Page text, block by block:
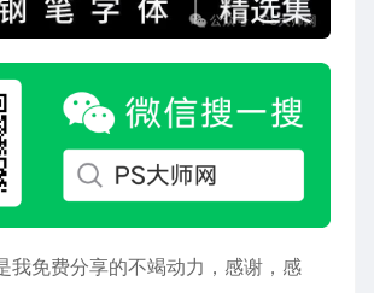
我免费分享的不竭动力，感谢，感